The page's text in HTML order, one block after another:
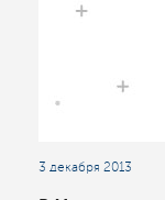
3 декабря 2013